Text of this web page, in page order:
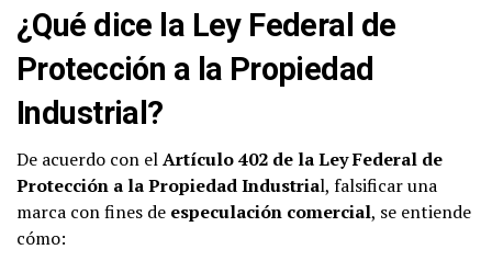
¿Qué dice la Ley Federal de
Protección a la Propiedad
Industrial?
De acuerdo con elArtículo 402 de la Ley Federal de
Protección a la Propiedad Industrial, falsificar una
marca con fines de especulación comercial, se entiende
cómo: